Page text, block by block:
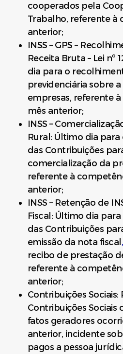
cooperados pela
Trabalho, referente à
anterior;
INSS – GPS –
Receita Bruta – Lei nº
dia para o
previdenciária sobre
empresas, referente
mês anterior;
INSS –
Rural: Último dia
das Contribuições
comercialização da
referente à
anterior;
INSS – Retenção de
Fiscal: Último dia
das Contribuições
emissão da nota fiscal ,
recibo de prestação
referente à
anterior;
Contribuições
Contribuições Sociais
fatos geradores
anterior, incidente
pagos a pessoa